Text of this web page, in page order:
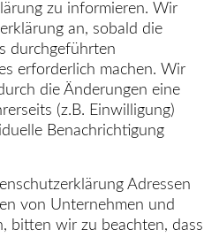
zu informieren. Wir
an, sobald die
durchgeführten
erforderlich machen. Wir
die Änderungen eine
(z.B. Einwilligung)
Benachrichtigung
Adressen
von Unternehmen und
bitten wir zu beachten, dass